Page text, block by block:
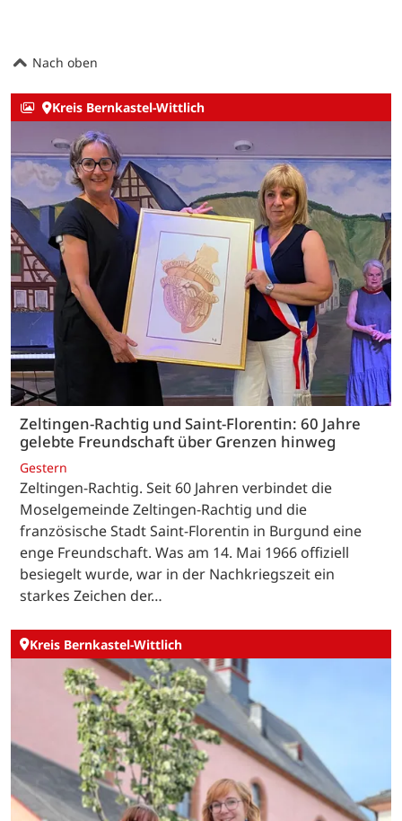
Nach oben
Kreis Bernkastel-Wittlich
Zeltingen-Rachtig und Saint-Florentin: 60 Jahre
gelebte Freundschaft über Grenzen hinweg
Gestern
Zeltingen-Rachtig. Seit 60 Jahren verbindet die
Moselgemeinde Zeltingen-Rachtig und die
französische Stadt Saint-Florentin in Burgund eine
enge Freundschaft. Was am 14. Mai 1966 offiziell
besiegelt wurde, war in der Nachkriegszeit ein
starkes Zeichen der…
Kreis Bernkastel-Wittlich